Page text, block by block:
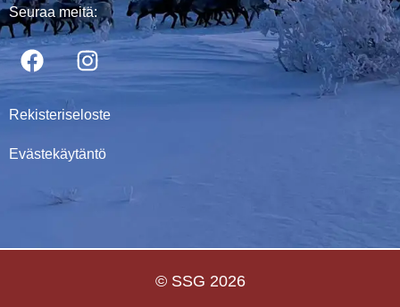
Seuraa meitä:
Rekisteriseloste
Evästekäytäntö
© SSG 2026